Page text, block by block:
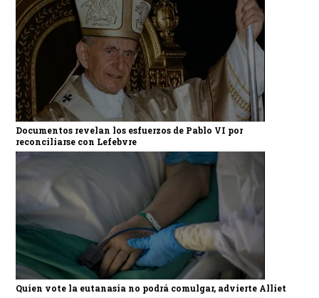
Documentos revelan los esfuerzos de Pablo VI por
reconciliarse con Lefebvre
Quien vote la eutanasia no podrá comulgar, advierte Alliet